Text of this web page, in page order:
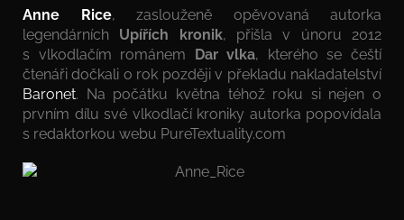
Anne Rice, zaslouženě opěvovaná autorka
legendárních Upířích kronik, přišla v únoru 2012
s vlkodlačím románem Dar vlka, kterého se čeští
čtenáři dočkali o rok později v překladu nakladatelství
Baronet. Na počátku května téhož roku si nejen o
prvním dílu své vlkodlačí kroniky autorka popovídala
s redaktorkou webu PureTextuality.com